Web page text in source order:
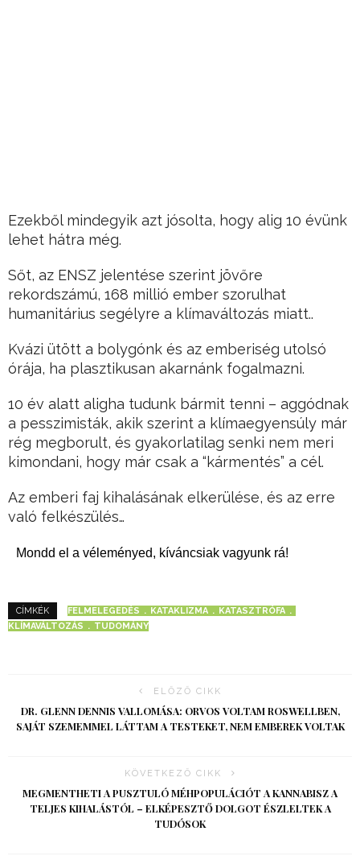
Ezekből mindegyik azt jósolta, hogy alig 10 évünk
lehet hátra még.
Sőt, az ENSZ jelentése szerint jövőre
rekordszámú, 168 millió ember szorulhat
humanitárius segélyre a klímaváltozás miatt..
Kvázi ütött a bolygónk és az emberiség utolsó
órája, ha plasztikusan akarnánk fogalmazni.
10 év alatt aligha tudunk bármit tenni – aggódnak
a pesszimisták, akik szerint a klímaegyensúly már
rég megborult, és gyakorlatilag senki nem meri
kimondani, hogy már csak a “kármentés” a cél.
Az emberi faj kihalásának elkerülése, és az erre
való felkészülés…
Mondd el a véleményed, kíváncsiak vagyunk rá!
CÍMKÉK FELMELEGEDÉS KATAKLIZMA
KATASZTRÓFA
KLÍMAVÁLTOZÁS
TUDOMÁNY
ELŐZŐ CIKK
DR. GLENN DENNIS VALLOMÁSA: ORVOS VOLTAM ROSWELLBEN,
SAJÁT SZEMEMMEL LÁTTAM A TESTEKET, NEM EMBEREK VOLTAK
KÖVETKEZŐ CIKK
MEGMENTHETI A PUSZTULÓ MÉHPOPULÁCIÓT A KANNABISZ A
TELJES KIHALÁSTÓL – ELKÉPESZTŐ DOLGOT ÉSZLELTEK A
TUDÓSOK